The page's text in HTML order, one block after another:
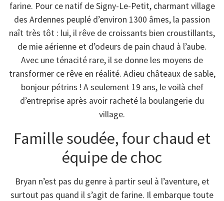
farine. Pour ce natif de Signy-Le-Petit, charmant village
des Ardennes peuplé d’environ 1300 âmes, la passion
naît très tôt : lui, il rêve de croissants bien croustillants,
de mie aérienne et d’odeurs de pain chaud à l’aube.
Avec une ténacité rare, il se donne les moyens de
transformer ce rêve en réalité. Adieu châteaux de sable,
bonjour pétrins ! A seulement 19 ans, le voilà chef
d’entreprise après avoir racheté la boulangerie du
village.
Famille soudée, four chaud et
équipe de choc
Bryan n’est pas du genre à partir seul à l’aventure, et
surtout pas quand il s’agit de farine. Il embarque toute